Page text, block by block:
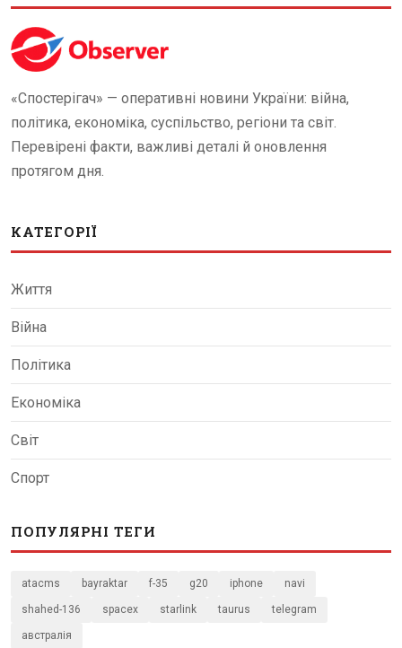
«Спостерігач» — оперативні новини України: війна,
політика, економіка, суспільство, регіони та світ.
Перевірені факти, важливі деталі й оновлення
протягом дня.
КАТЕГОРІЇ
Життя
Війна
Політика
Економіка
Світ
Спорт
ПОПУЛЯРНІ ТЕГИ
atacms bayraktar f-35 g20 iphone navi
shahed-136 spacex starlink taurus telegram
австралія